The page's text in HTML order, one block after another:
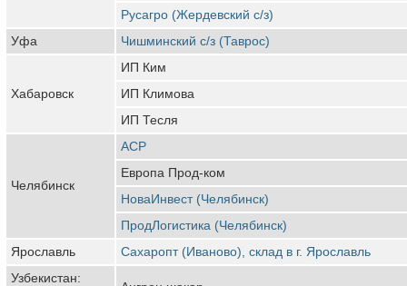
Русагро (Жердевский с/з)
Уфа
Чишминский с/з (Таврос)
Хабаровск
ИП Ким
ИП Климова
ИП Тесля
Челябинск
АСР
Европа Прод-ком
НоваИнвест (Челябинск)
ПродЛогистика (Челябинск)
Ярославль
Сахаропт (Иваново), склад в г. Ярославль
Узбекистан: